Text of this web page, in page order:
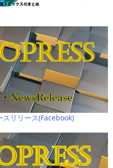
リリース(Facebook)